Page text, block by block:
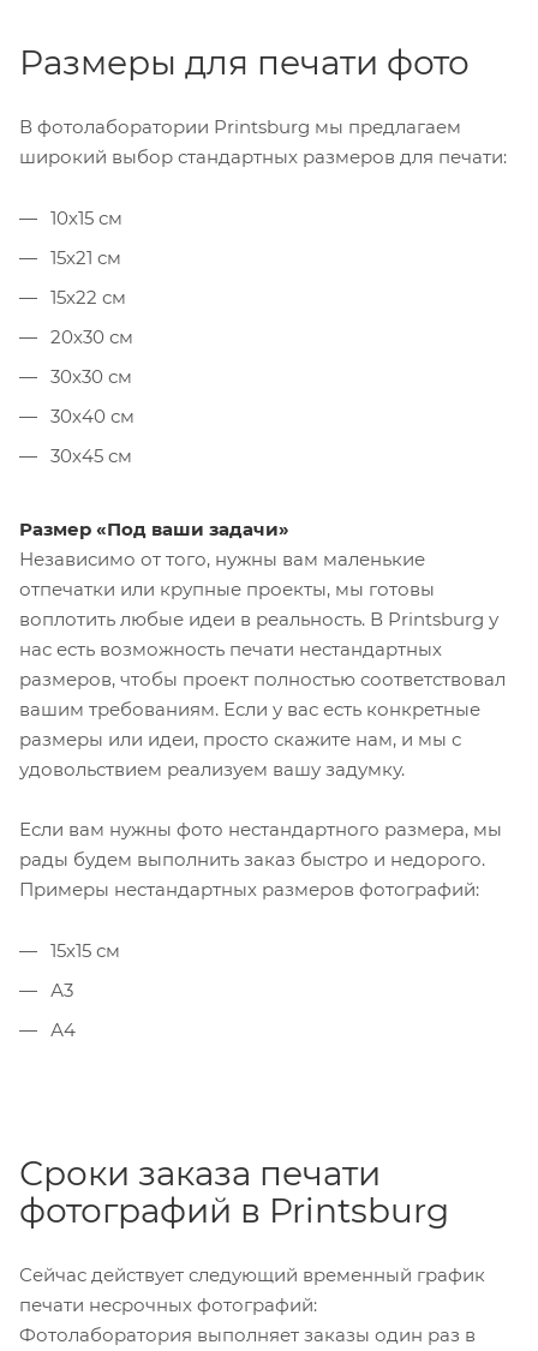
Размеры для печати фото
В фотолаборатории Printsburg мы предлагаем
широкий выбор стандартных размеров для печати:
10х15 см
15х21 см
15х22 см
20х30 см
30х30 см
30х40 см
30х45 см
Размер «Под ваши задачи»
Независимо от того, нужны вам маленькие
отпечатки или крупные проекты, мы готовы
воплотить любые идеи в реальность. В Printsburg у
нас есть возможность печати нестандартных
размеров, чтобы проект полностью соответствовал
вашим требованиям. Если у вас есть конкретные
размеры или идеи, просто скажите нам, и мы с
удовольствием реализуем вашу задумку.
Если вам нужны фото нестандартного размера, мы
рады будем выполнить заказ быстро и недорого.
Примеры нестандартных размеров фотографий:
15х15 см
А3
А4
Сроки заказа печати
фотографий в Printsburg
Сейчас действует следующий временный график
печати несрочных фотографий:
Фотолаборатория выполняет заказы один раз в